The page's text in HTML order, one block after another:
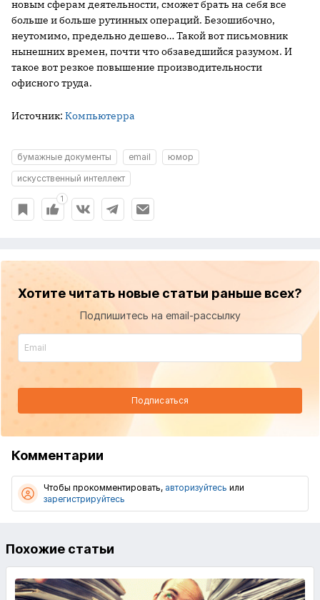
новым сферам деятельности, сможет брать на себя все
больше и больше рутинных операций. Безошибочно,
неутомимо, предельно дешево… Такой вот письмовник
нынешних времен, почти что обзаведшийся разумом. И
такое вот резкое повышение производительности
офисного труда.
Источник: Компьютерра
бумажные документы email
юмор
искусственный интеллект
1
Хотите читать новые статьи раньше всех?
Подпишитесь на email-рассылку
Подписаться
Комментарии
Чтобы прокомментировать, авторизуйтесь или
зарегистрируйтесь
Похожие статьи